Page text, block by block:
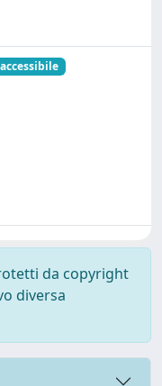
da copyright
diversa